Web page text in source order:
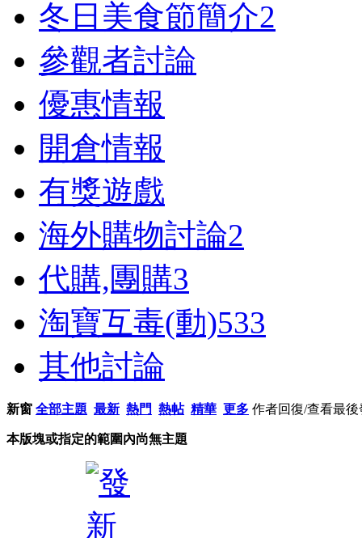
冬日美食節簡介2
參觀者討論
優惠情報
開倉情報
有獎遊戲
海外購物討論2
代購,團購3
淘寶互毒(動)533
其他討論
新窗 全部主題 最新 熱門 熱帖 精華 更多 作者回復/查看最後
本版塊或指定的範圍內尚無主題